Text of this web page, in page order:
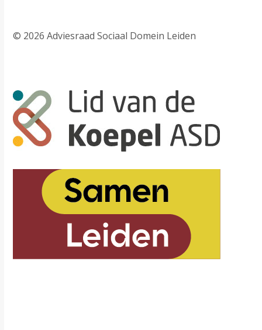
© 2026 Adviesraad Sociaal Domein Leiden